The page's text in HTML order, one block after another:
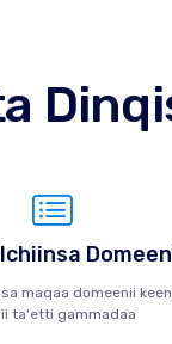
maqaa domeenii
ta'etti gammadaa